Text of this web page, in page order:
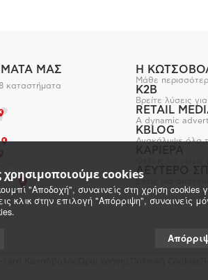
χρησιμοποιούμε cookies
"Αποδοχή", συναινείς στη χρήση cookies
κλικ στην επιλογή "Απόρριψη", συναινείς
ΜΑΣ
καταστήματα
Η
Μάθε
K2B
Βρείτε λύσεις
RETAIL
A dynamic
KBLOG
Ανακάλυψε όλα
ΔΕΥΤΕΡΟ
Έχεις μία